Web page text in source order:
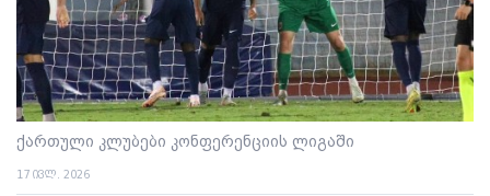
ქართული კლუბები კონფერენციის ლიგაში
17 ივლ. 2026